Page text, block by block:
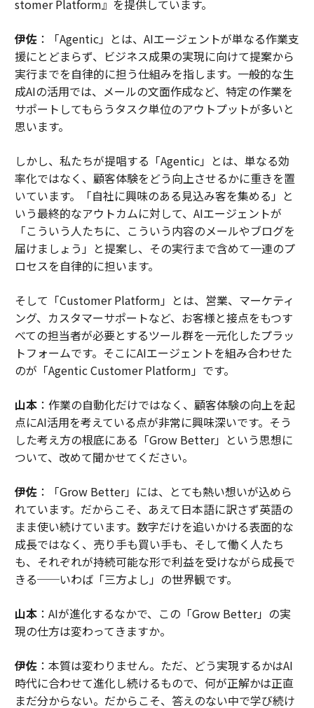
stomer Platform』を提供しています。
伊佐：「Agentic」とは、AIエージェントが単なる作業支
援にとどまらず、ビジネス成果の実現に向けて提案から
実行までを自律的に担う仕組みを指します。一般的な生
成AIの活用では、メールの文面作成など、特定の作業を
サポートしてもらうタスク単位のアウトプットが多いと
思います。
しかし、私たちが提唱する「Agentic」とは、単なる効
率化ではなく、顧客体験をどう向上させるかに重きを置
いています。「自社に興味のある見込み客を集める」と
いう最終的なアウトカムに対して、AIエージェントが
「こういう人たちに、こういう内容のメールやブログを
届けましょう」と提案し、その実行まで含めて一連のプ
ロセスを自律的に担います。
そして「Customer Platform」とは、営業、マーケティ
ング、カスタマーサポートなど、お客様と接点をもつす
べての担当者が必要とするツール群を一元化したプラッ
トフォームです。そこにAIエージェントを組み合わせた
のが「Agentic Customer Platform」です。
山本：作業の自動化だけではなく、顧客体験の向上を起
点にAI活用を考えている点が非常に興味深いです。そう
した考え方の根底にある「Grow Better」という思想に
ついて、改めて聞かせてください。
伊佐：「Grow Better」には、とても熱い想いが込めら
れています。だからこそ、あえて日本語に訳さず英語の
まま使い続けています。数字だけを追いかける表面的な
成長ではなく、売り手も買い手も、そして働く人たち
も、それぞれが持続可能な形で利益を受けながら成長で
きる──いわば「三方よし」の世界観です。
山本：AIが進化するなかで、この「Grow Better」の実
現の仕方は変わってきますか。
伊佐：本質は変わりません。ただ、どう実現するかはAI
時代に合わせて進化し続けるもので、何が正解かは正直
まだ分からない。だからこそ、答えのない中で学び続け